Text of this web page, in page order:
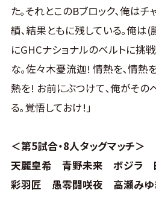
た｡それとこのBブロック､俺はチ
績､結果ともに残している｡俺は(
にGHCナショナルのベルトに挑
な｡佐々木憂流迦! 情熱を､情熱
熱を! お前にぶつけて､俺がその
る｡覚悟しておけ!｣
＜第5試合・8人タッグマッチ＞
天麗皇希 青野未来 ボジラ
彩羽匠 愚零闘咲夜 高瀬みゆ